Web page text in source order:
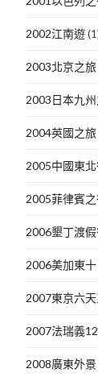
2002江南遊
2003北京之旅
2003日本九
2004英國之旅
2005中國東
2005菲律賓
2006墾丁渡
2006美加東十
2007東京六
2007法瑞義
2008廣東外景